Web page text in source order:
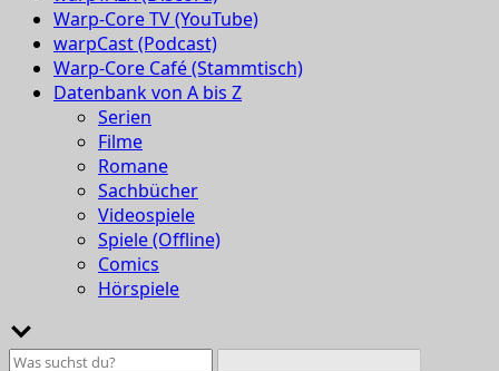
Warp-Core TV (YouTube)
warpCast (Podcast)
Warp-Core Café (Stammtisch)
Datenbank von A bis Z
Serien
Filme
Romane
Sachbücher
Videospiele
Spiele (Offline)
Comics
Hörspiele